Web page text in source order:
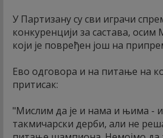
У Партизану су сви играчи
конкуренцији за састава,
који је повређен још на
Ево одговора и на питање на
притисак:
"Мислим да је и нама и њима -
такмичарски дерби, али не